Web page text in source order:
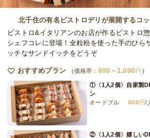
北千住の有名ビストロデリが展開するコ
ビストロ&イタリアンのお店が作るビストロ
シェフコレに登場！全粒粉を使った手のひら
ッチなサンドイッチをどうぞ
おすすめプラン 価格帯： 600～1,000 円
①〈1人2個〉自家製
ン
オードブル
600 円/
②〈1人2個〉嬉しい